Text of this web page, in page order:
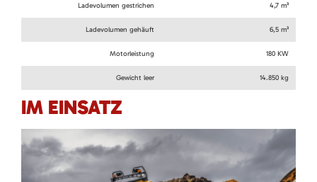
Ladevolumen gestrichen 4,7 m³
Ladevolumen gehäuft 6,5 m³
Motorleistung 180 KW
Gewicht leer 14.850 kg
IM EINSATZ